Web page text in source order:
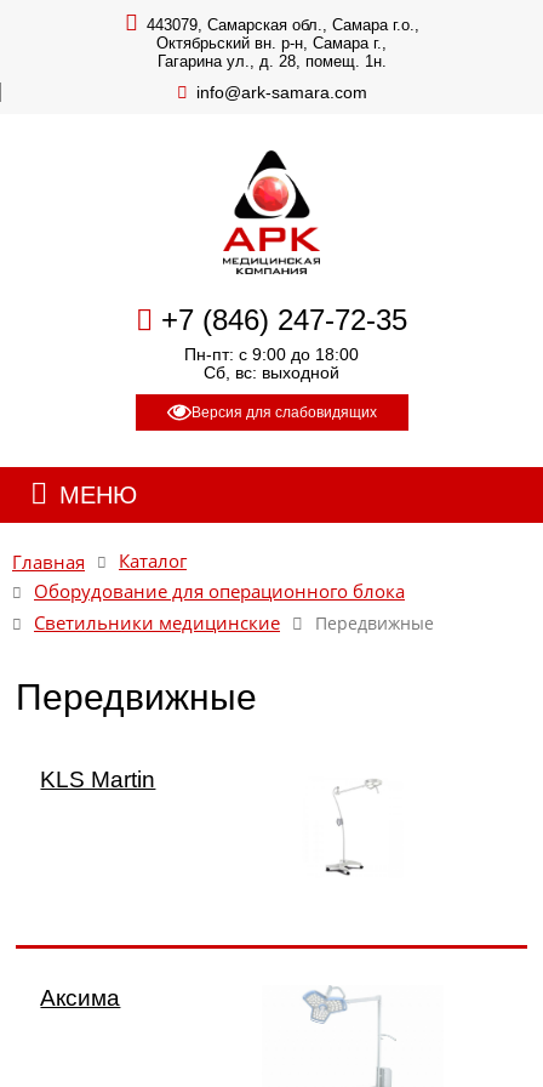
443079, Самарская обл., Самара г.о.,
Октябрьский вн. р-н, Самара г.,
Гагарина ул., д. 28, помещ. 1н.
info@ark-samara.com
+7 (846) 247-72-35
Пн-пт: с 9:00 до 18:00
Сб, вс: выходной
Версия для слабовидящих
МЕНЮ
Главная
Каталог
Оборудование для операционного блока
Светильники медицинские
Передвижные
Передвижные
KLS Martin
Аксима